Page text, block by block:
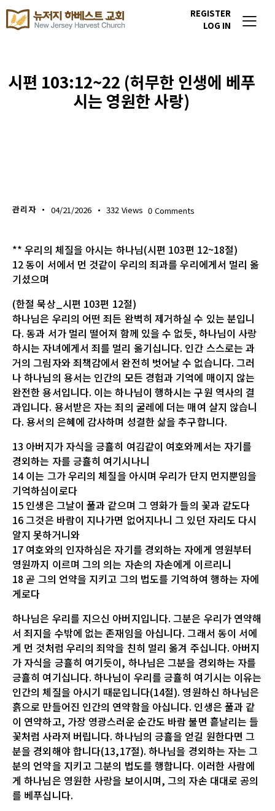
REGISTER
LOG IN
시편 103:12~22 (허무한 인생에 베푸
시는 영원한 사랑)
관리자 04/21/2026 332 Views 0 Comments
** 우리의 체질을 아시는 하나님(시편 103편 12~18절)
12 동이 서에서 먼 것같이 우리의 죄과를 우리에게서 멀리 옮
기셨으며
(한절 묵상_시편 103편 12절)
하나님은 우리의 어떤 죄든 완벽히 제거하실 수 있는 분입니
다. 동과 서가 멀리 떨어져 함께 있을 수 없듯, 하나님이 사랑
하시는 자녀에게서 죄를 멀리 옮기십니다. 인간 스스로는 과
거의 그림자와 죄책감에서 완전히 벗어날 수 없습니다. 그러
나 하나님의 용서는 인간의 모든 경험과 기억에 매이지 않는
완전한 용서입니다. 이는 하나님이 행하시는 구원 역사의 결
과입니다. 용서받은 자는 죄의 굴레에 더는 매여 살지 않습니
다. 용서의 은혜에 감사하며 성결한 삶을 추구합니다.
13 아버지가 자식을 긍휼히 여김같이 여호와께서는 자기를
경외하는 자를 긍휼히 여기시나니
14 이는 그가 우리의 체질을 아시며 우리가 단지 먼지뿐임을
기억하심이로다
15 인생은 그날이 풀과 같으며 그 영화가 들의 꽃과 같도다
16 그것은 바람이 지나가면 없어지나니 그 있던 자리도 다시
알지 못하거니와
17 여호와의 인자하심은 자기를 경외하는 자에게 영원부터
영원까지 이르며 그의 의는 자손의 자손에게 이르리니
18 곧 그의 언약을 지키고 그의 법도를 기억하여 행하는 자에
게로다
하나님은 우리를 지으신 아버지입니다. 그분은 우리가 연약해
서 죄지을 수밖에 없는 존재임을 아십니다. 그래서 동이 서에
게 먼 것처럼 우리의 죄악을 친히 멀리 옮겨 주십니다. 아버지
가 자식을 긍휼히 여기듯이, 하나님은 그분을 경외하는 자를
긍휼히 여기십니다. 하나님이 우리를 긍휼히 여기시는 이유는
인간의 체질을 아시기 때문입니다(14절). 영원하신 하나님은
흙으로 만들어진 인간의 연약함을 아십니다. 인생은 풀과 같
이 연약하고, 가장 영광스러운 순간도 바람 불면 흩날리는 들
꽃처럼 사라져 버립니다. 하나님의 긍휼을 얻길 원한다면 그
분을 경외해야 합니다(13,17절). 하나님을 경외하는 자는 그
분의 언약을 지키고 그분의 법도를 행합니다. 이러한 사람에
게 하나님은 영원한 사랑을 보이시며, 그의 자손 대대로 공의
를 베푸십니다.